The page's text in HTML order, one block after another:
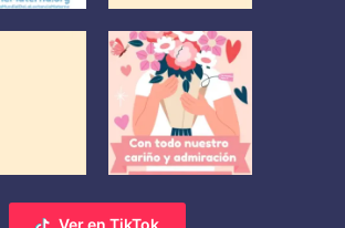
Ver en TikTok